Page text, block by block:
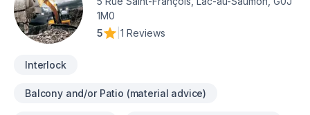
1M0
5
1 Reviews
Interlock
Balcony and/or Patio (material advice)